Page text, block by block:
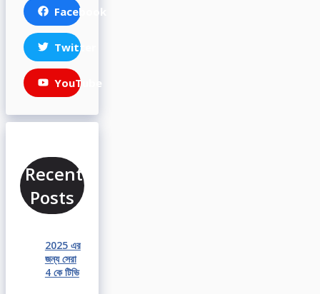
Facebook
Twitter
YouTube
Recent
Posts
2025 এর
জন্য সেরা
4 কে টিভি